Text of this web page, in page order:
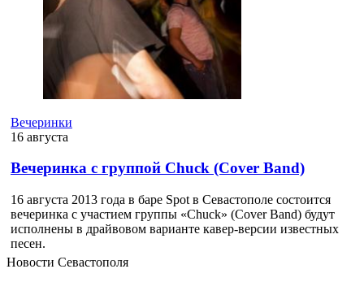
Вечеринки
16 августа
Вечеринка с группой Chuck (Cover Band)
16 августа 2013 года в баре Spot в Севастополе состоится
вечеринка с участием группы «Chuck» (Cover Band) будут
исполнены в драйвовом варианте кавер-версии известных
песен.
Новости Севастополя